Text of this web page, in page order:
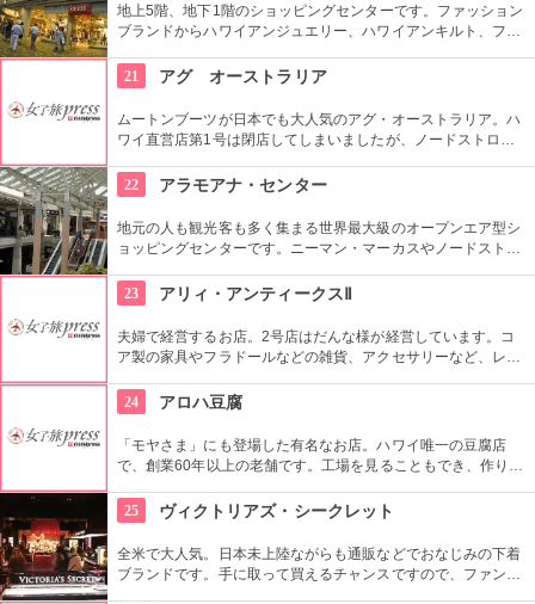
地上5階、地下1階のショッピングセンターです。ファッション
ブランドからハワイアンジュエリー、ハワイアンキルト、フー
覚で買い物ができる楽しい場所です。
21 アグ オーストラリア
ムートンブーツが日本でも大人気のアグ・オーストラリア。ハ
ワイ直営店第1号は閉店してしまいましたが、ノードストロー
キーですよね。ハワイ限定のアイテムもあるので、ぜひチェッ
クを。
22 アラモアナ・センター
地元の人も観光客も多く集まる世界最大級のオープンエア型シ
ョッピングセンターです。ニーマン・マーカスやノードストロ
ンドもたくさんあるのも、見逃せませんね。
23 アリィ・アンティークスⅡ
夫婦で経営するお店。2号店はだんな様が経営しています。コ
ア製の家具やフラドールなどの雑貨、アクセサリーなど、レト
お、1号店は奥様が経営し、食器類などの女性好みのアイテム
が多数セレクトされています。
24 アロハ豆腐
「モヤさま」にも登場した有名なお店。ハワイ唯一の豆腐店
で、創業60年以上の老舗です。工場を見ることもでき、作りた
品で、パイナップル味やイチゴ味、チョコレート味などもあ
り、一度試してみたいですね。
25 ヴィクトリアズ・シークレット
全米で大人気。日本未上陸ながらも通販などでおなじみの下着
ブランドです。手に取って買えるチャンスですので、ファンの